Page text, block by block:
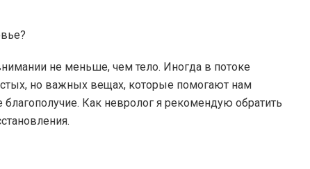
не меньше, чем тело. Иногда в потоке
но важных вещах, которые помогают нам
Как невролог я рекомендую обратить